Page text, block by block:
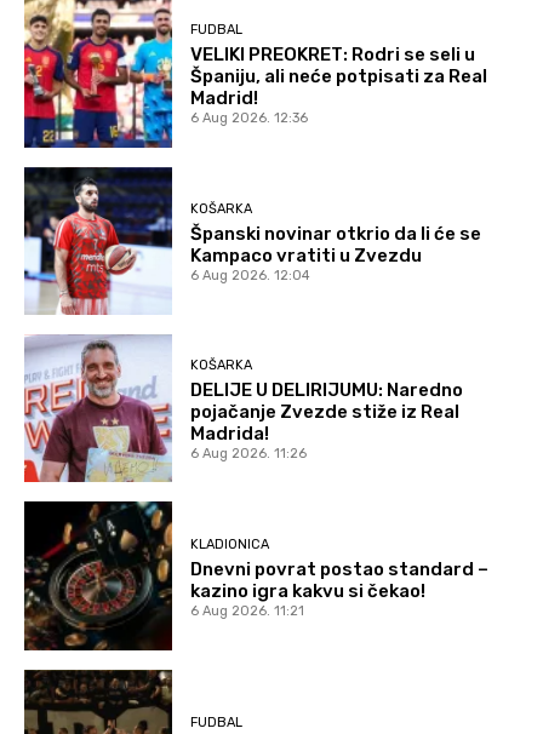
FUDBAL
VELIKI PREOKRET: Rodri se seli u
Španiju, ali neće potpisati za Real
Madrid!
6 Aug 2026. 12:36
KOŠARKA
Španski novinar otkrio da li će se
Kampaco vratiti u Zvezdu
6 Aug 2026. 12:04
KOŠARKA
DELIJE U DELIRIJUMU: Naredno
pojačanje Zvezde stiže iz Real
Madrida!
6 Aug 2026. 11:26
KLADIONICA
Dnevni povrat postao standard –
kazino igra kakvu si čekao!
6 Aug 2026. 11:21
FUDBAL